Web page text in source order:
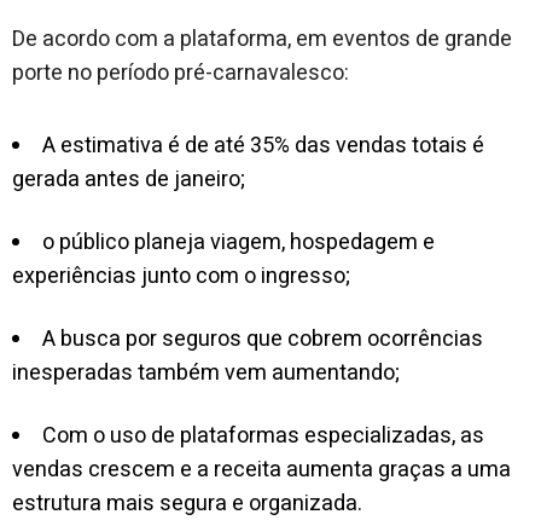
De acordo com a plataforma, em eventos de grande
porte no período pré-carnavalesco:
A estimativa é de até 35% das vendas totais é
gerada antes de janeiro;
o público planeja viagem, hospedagem e
experiências junto com o ingresso;
A busca por seguros que cobrem ocorrências
inesperadas também vem aumentando;
Com o uso de plataformas especializadas, as
vendas crescem e a receita aumenta graças a uma
estrutura mais segura e organizada.